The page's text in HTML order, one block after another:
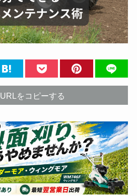
URLをコピーする